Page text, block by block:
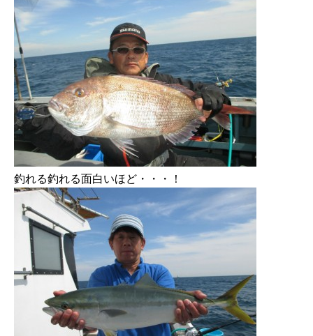
釣れる釣れる面白いほど・・・！